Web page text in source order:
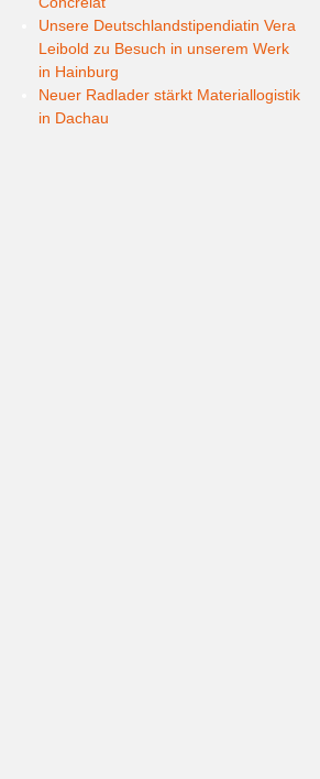
Unsere Deutschlandstipendiatin Vera
Leibold zu Besuch in unserem Werk
in Hainburg
Neuer Radlader stärkt Materiallogistik
in Dachau